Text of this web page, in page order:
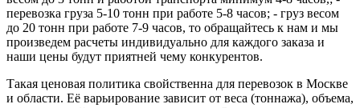
перевозка груза 5-10 тонн при работе 5-8 часов; - груз весом
до 20 тонн при работе 7-9 часов, то обращайтесь к нам и мы
произведем расчеты индивидуально для каждого заказа и
наши цены будут приятней чему конкурентов.
Такая ценовая политика свойственна для перевозок в Москве
и области. Её варьирование зависит от веса (тоннажа), объема,